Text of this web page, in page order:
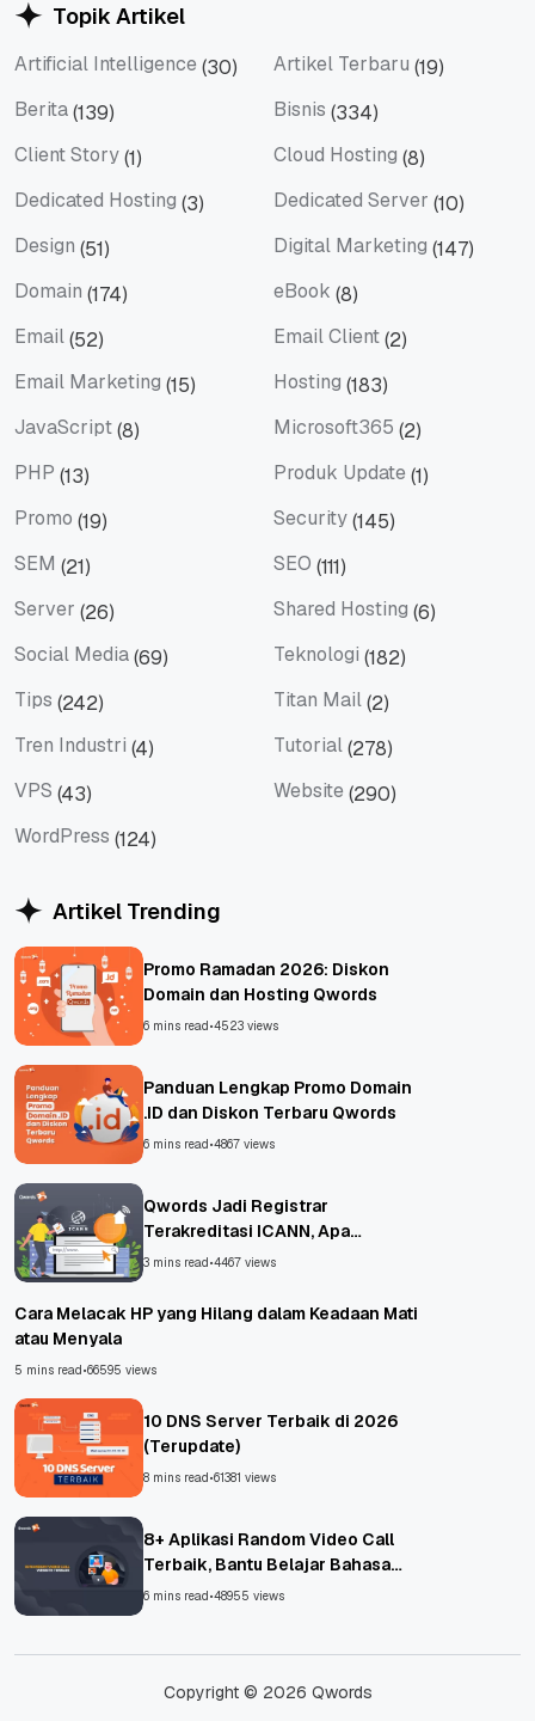
Topik Artikel
Artificial Intelligence (30) Artikel Terbaru (19)
Berita(139) Bisnis (334)
Client Story(1) Cloud Hosting (8)
Dedicated Hosting (3) Dedicated Server (10)
Design (51) Digital Marketing (147)
Domain (174) eBook (8)
Email(52) Email Client(2)
Email Marketing (15) Hosting (183)
JavaScript(8) Microsoft365 (2)
PHP (13) Produk Update (1)
Promo (19) Security(145)
SEM (21) SEO (111)
Server (26) Shared Hosting (6)
Social Media(69) Teknologi (182)
Tips (242) Titan Mail(2)
Tren Industri (4) Tutorial(278)
VPS (43) Website (290)
WordPress (124)
Artikel Trending
Promo Ramadan 2026: Diskon
Domain dan Hosting Qwords
6 mins read•4523 views
Panduan Lengkap Promo Domain
.ID dan Diskon Terbaru Qwords
6 mins read•4867 views
Qwords Jadi Registrar
Terakreditasi ICANN, Apa
Untungnya?
3 mins read•4467 views
Cara Melacak HP yang Hilang dalam Keadaan Mati
atau Menyala
5 mins read•66595 views
10 DNS Server Terbaik di 2026
(Terupdate)
8 mins read•61381 views
8+ Aplikasi Random Video Call
Terbaik, Bantu Belajar Bahasa
Asing!
6 mins read•48955 views
Copyright © 2026 Qwords